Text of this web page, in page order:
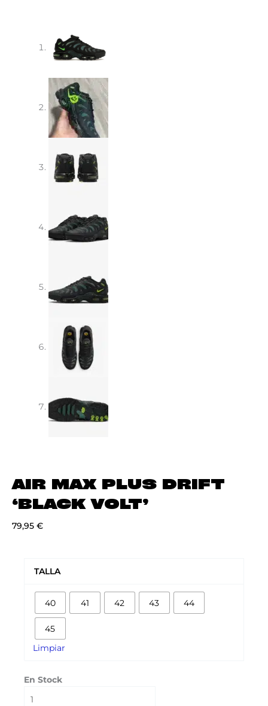
AIR MAX PLUS DRIFT
‘BLACK VOLT’
79,95 €
TALLA
40 41 42 43 44
45
Limpiar
En Stock
DRIFT
'BLACK
VOLT'
cantidad